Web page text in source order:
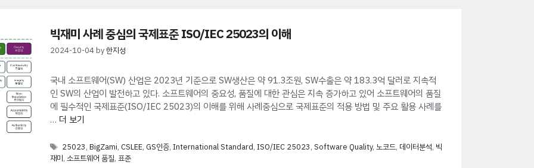
빅재미 사례 중심의 국제표준 ISO/IEC 25023의 이해
2024-10-04by한지성
국내 소프트웨어(SW) 산업은 2023년 기준으로 SW생산은 약 91.3조원, SW수출은 약 183.3억 달러로 지속적
인 SW의 산업이 발전하고 있다. 소프트웨어의 중요성, 품질에 대한 관심은 지속 증가하고 있어 소프트웨어의 품질
에 필수적인 국제표준(ISO/IEC 25023)의 이해를 위해 사례중심으로 국제표준의 적용 방법 및 주요 활용 사례를
… 더 보기
Tags
25023,BigZami,CSLEE,GS인증,International Standard,ISO/IEC 25023,Software Quality,노코드, 데이터분석, 빅
재미, 소프트웨어 품질, 표준